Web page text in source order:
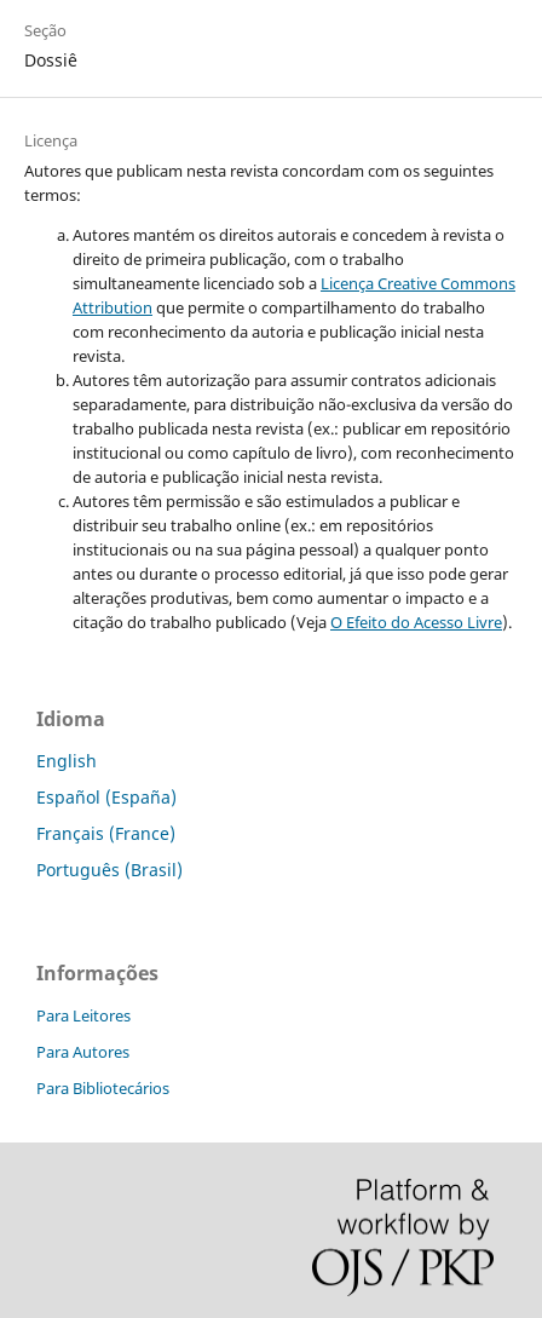
Seção
Dossiê
Licença
Autores que publicam nesta revista concordam com os seguintes
termos:
Autores mantém os direitos autorais e concedem à revista o
direito de primeira publicação, com o trabalho
simultaneamente licenciado sob a Licença Creative Commons
Attribution que permite o compartilhamento do trabalho
com reconhecimento da autoria e publicação inicial nesta
revista.
Autores têm autorização para assumir contratos adicionais
separadamente, para distribuição não-exclusiva da versão do
trabalho publicada nesta revista (ex.: publicar em repositório
institucional ou como capítulo de livro), com reconhecimento
de autoria e publicação inicial nesta revista.
Autores têm permissão e são estimulados a publicar e
distribuir seu trabalho online (ex.: em repositórios
institucionais ou na sua página pessoal) a qualquer ponto
antes ou durante o processo editorial, já que isso pode gerar
alterações produtivas, bem como aumentar o impacto e a
citação do trabalho publicado (VejaO Efeito do Acesso Livre).
Idioma
English
Español (España)
Français (France)
Português (Brasil)
Informações
Para Leitores
Para Autores
Para Bibliotecários